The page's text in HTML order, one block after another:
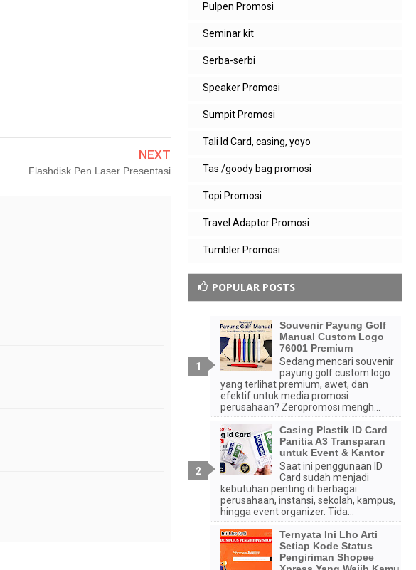
NEXT
Flashdisk Pen Laser Presentasi
Pulpen Promosi
Seminar kit
Serba-serbi
Speaker Promosi
Sumpit Promosi
Tali Id Card, casing, yoyo
Tas /goody bag promosi
Topi Promosi
Travel Adaptor Promosi
Tumbler Promosi
POPULAR POSTS
Souvenir Payung Golf
Manual Custom Logo
76001 Premium
Sedang mencari souvenir
payung golf custom logo
yang terlihat premium, awet, dan
efektif untuk media promosi
perusahaan? Zeropromosi mengh...
Casing Plastik ID Card
Panitia A3 Transparan
untuk Event & Kantor
Saat ini penggunaan ID
Card sudah menjadi
kebutuhan penting di berbagai
perusahaan, instansi, sekolah, kampus,
hingga event organizer. Tida...
Ternyata Ini Lho Arti
Setiap Kode Status
Pengiriman Shopee